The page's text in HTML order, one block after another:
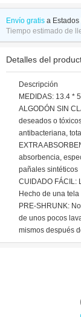
Envío gratis a
Tiempo estimado de
Detalles del
Descripción
MEDIDAS: 13.4 *
ALGODÓN SIN
deseados o
antibacteriana,
EXTRA
absorbencia,
pañales sintéticos
CUIDADO FÁCIL:
Hecho de una
PRE-SHRUNK:
de unos pocos
mismos después